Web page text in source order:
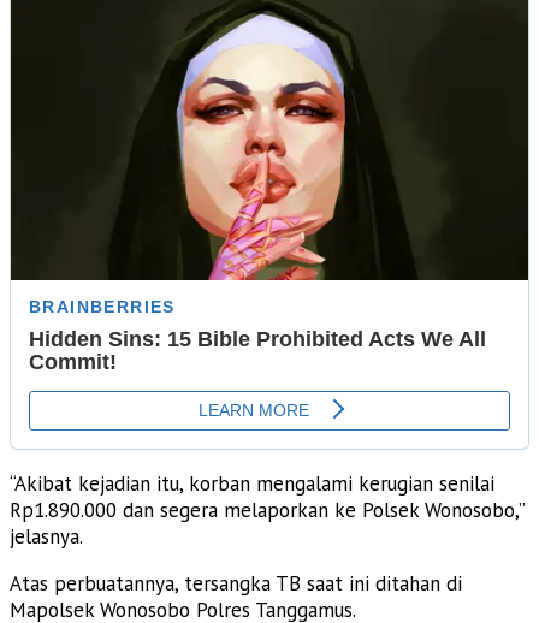
“Akibat kejadian itu, korban mengalami kerugian senilai
Rp1.890.000 dan segera melaporkan ke Polsek Wonosobo,”
jelasnya.
Atas perbuatannya, tersangka TB saat ini ditahan di
Mapolsek Wonosobo Polres Tanggamus.